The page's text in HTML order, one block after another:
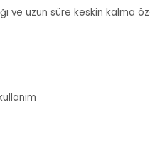
ve uzun süre keskin